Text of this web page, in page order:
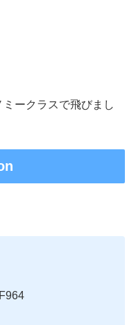
ークラスで飛びまし